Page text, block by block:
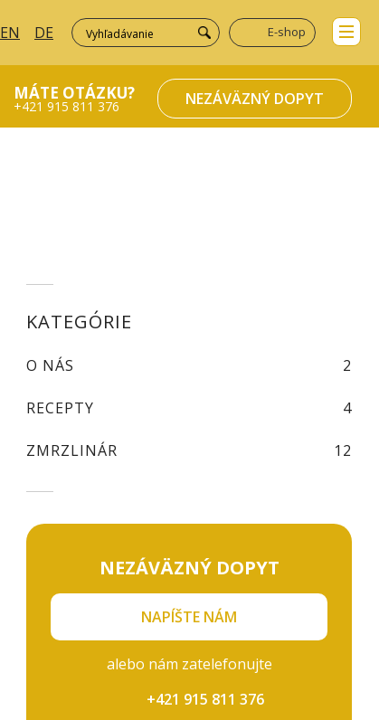
EN DE E-shop
MÁTE OTÁZKU?
+421 915 811 376 NEZÁVÄZNÝ DOPYT
KATEGÓRIE
O NÁS 2
RECEPTY 4
ZMRZLINÁR 12
NEZÁVÄZNÝ DOPYT
NAPÍŠTE NÁM
alebo nám zatelefonujte
+421 915 811 376